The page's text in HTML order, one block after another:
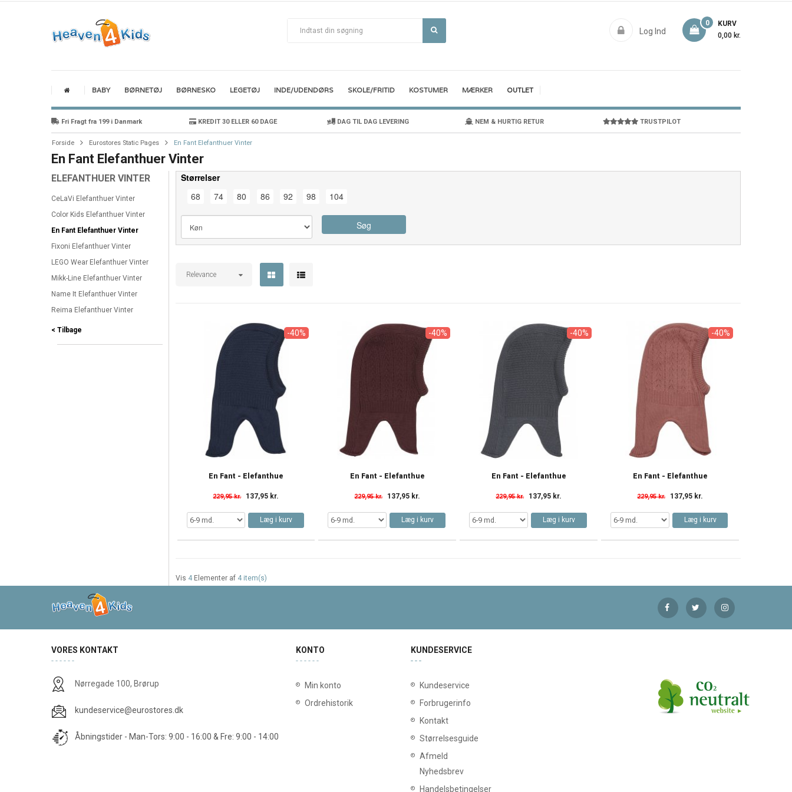
Log Ind
KURV
0
0,00 kr.
BABY BØRNETØJ BØRNESKO LEGETØJ INDE/UDENDØRS SKOLE/FRITID KOSTUMER MÆRKER OUTLET
Fri Fragt fra 199 i Danmark KREDIT 30 ELLER 60 DAGE DAG TIL DAG LEVERING NEM & HURTIG RETUR TRUSTPILOT
Forside Eurostores Static Pages En Fant Elefanthuer Vinter
En Fant Elefanthuer Vinter
ELEFANTHUER VINTER
CeLaVi Elefanthuer Vinter
Color Kids Elefanthuer Vinter
En Fant Elefanthuer Vinter
Fixoni Elefanthuer Vinter
LEGO Wear Elefanthuer Vinter
Mikk-Line Elefanthuer Vinter
Name It Elefanthuer Vinter
Reima Elefanthuer Vinter
< Tilbage
Størrelser
68
74 80 86 92 98 104
Søg
Relevance
-40%
En Fant - Elefanthue
229,95 kr. 137,95 kr.
Læg i kurv
-40%
En Fant - Elefanthue
229,95 kr. 137,95 kr.
Læg i kurv
-40%
En Fant - Elefanthue
229,95 kr. 137,95 kr.
Læg i kurv
-40%
En Fant - Elefanthue
229,95 kr. 137,95 kr.
Læg i kurv
Vis 4 Elementer af 4 item(s)
VORES KONTAKT
Nørregade 100, Brørup
kundeservice@eurostores.dk
Åbningstider - Man-Tors: 9:00 - 16:00 & Fre: 9:00 - 14:00
KONTO
Min konto
Ordrehistorik
KUNDESERVICE
Kundeservice
Forbrugerinfo
Kontakt
Størrelsesguide
Afmeld
Nyhedsbrev
Handelsbetingelser